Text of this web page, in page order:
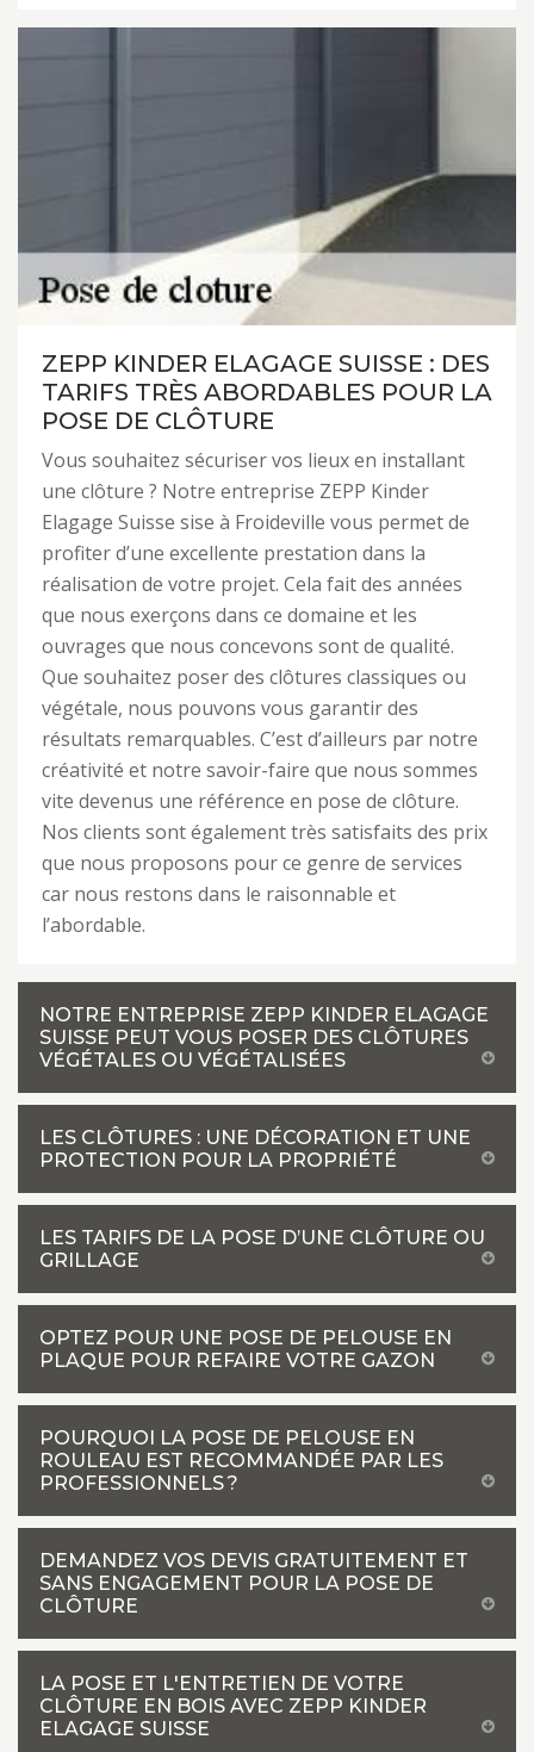
ZEPP KINDER ELAGAGE SUISSE : DES
TARIFS TRÈS ABORDABLES POUR LA
POSE DE CLÔTURE
Vous souhaitez sécuriser vos lieux en installant
une clôture ? Notre entreprise ZEPP Kinder
Elagage Suisse sise à Froideville vous permet de
profiter d’une excellente prestation dans la
réalisation de votre projet. Cela fait des années
que nous exerçons dans ce domaine et les
ouvrages que nous concevons sont de qualité.
Que souhaitez poser des clôtures classiques ou
végétale, nous pouvons vous garantir des
résultats remarquables. C’est d’ailleurs par notre
créativité et notre savoir-faire que nous sommes
vite devenus une référence en pose de clôture.
Nos clients sont également très satisfaits des prix
que nous proposons pour ce genre de services
car nous restons dans le raisonnable et
l’abordable.
NOTRE ENTREPRISE ZEPP KINDER ELAGAGE
SUISSE PEUT VOUS POSER DES CLÔTURES
VÉGÉTALES OU VÉGÉTALISÉES
LES CLÔTURES : UNE DÉCORATION ET UNE
PROTECTION POUR LA PROPRIÉTÉ
LES TARIFS DE LA POSE D’UNE CLÔTURE OU
GRILLAGE
OPTEZ POUR UNE POSE DE PELOUSE EN
PLAQUE POUR REFAIRE VOTRE GAZON
POURQUOI LA POSE DE PELOUSE EN
ROULEAU EST RECOMMANDÉE PAR LES
PROFESSIONNELS ?
DEMANDEZ VOS DEVIS GRATUITEMENT ET
SANS ENGAGEMENT POUR LA POSE DE
CLÔTURE
LA POSE ET L'ENTRETIEN DE VOTRE
CLÔTURE EN BOIS AVEC ZEPP KINDER
ELAGAGE SUISSE